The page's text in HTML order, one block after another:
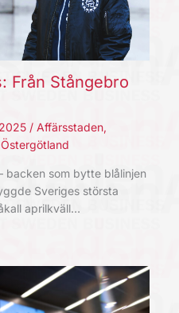
Från Stångebro
/ Affärsstaden,
Östergötland
backen som bytte blålinjen
Sveriges största
aprilkväll…